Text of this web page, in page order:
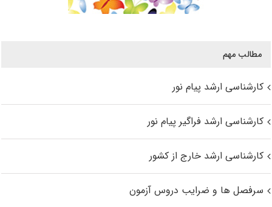
مطالب مهم
کارشناسی ارشد پیام نور
کارشناسی ارشد فراگیر پیام نور
کارشناسی ارشد خارج از کشور
سرفصل ها و ضرایب دروس آزمون